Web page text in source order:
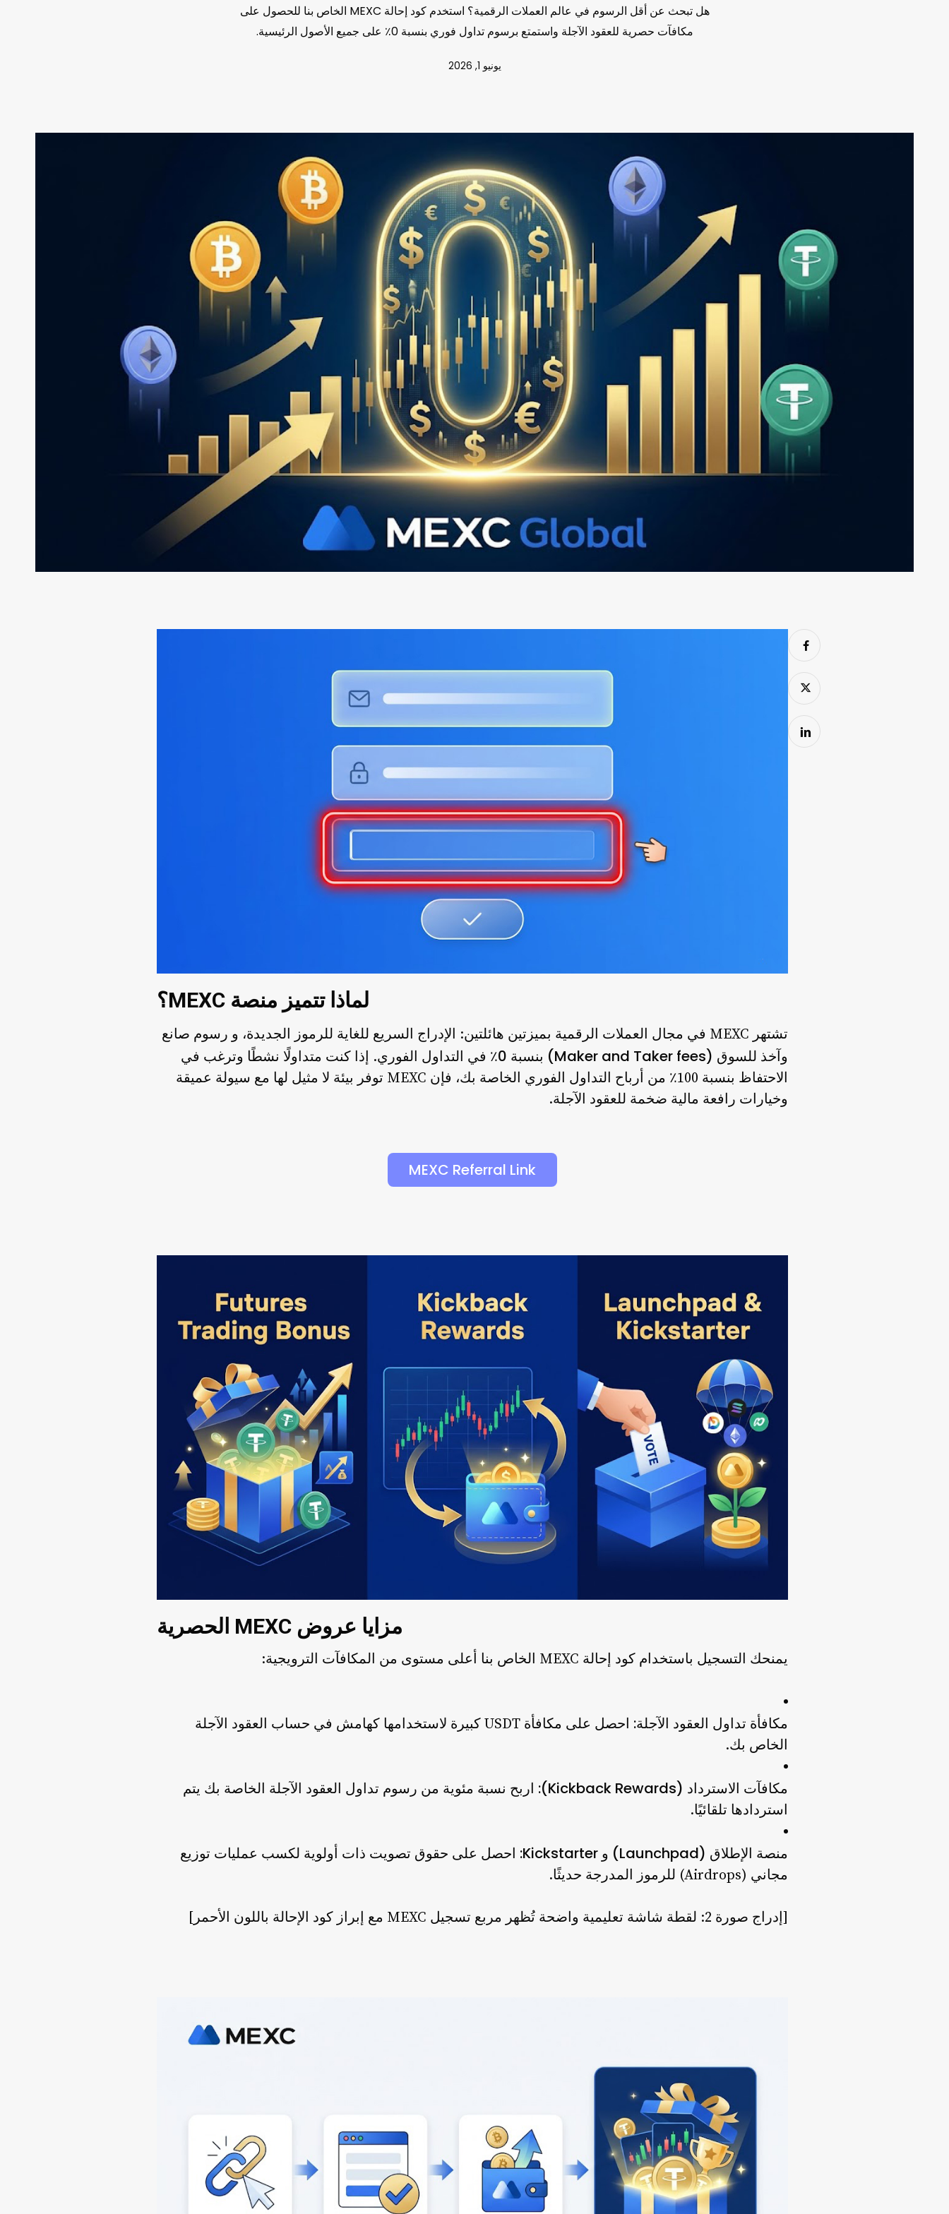
هل تبحث عن أقل الرسوم في عالم العملات الرقمية؟ استخدم كود إحالة MEXC الخاص بنا للحصول على
مكافآت حصرية للعقود الآجلة واستمتع برسوم تداول فوري بنسبة 0٪ على جميع الأصول الرئيسية.
يونيو 1, 2026
لماذا تتميز منصة MEXC؟
تشتهر MEXC في مجال العملات الرقمية بميزتين هائلتين: الإدراج السريع للغاية للرموز الجديدة، و
رسوم صانع
وآخذ للسوق (Maker and Taker fees) بنسبة 0٪ في التداول الفوري
. إذا كنت متداولًا نشطًا وترغب في
الاحتفاظ بنسبة 100٪ من أرباح التداول الفوري الخاصة بك، فإن MEXC توفر بيئة لا مثيل لها مع سيولة عميقة
وخيارات رافعة مالية ضخمة للعقود الآجلة.
MEXC Referral Link
مزايا عروض MEXC الحصرية
يمنحك التسجيل باستخدام كود إحالة MEXC الخاص بنا أعلى مستوى من المكافآت الترويجية:
مكافأة تداول العقود الآجلة:
احصل على مكافأة USDT كبيرة لاستخدامها كهامش في حساب العقود الآجلة
الخاص بك.
مكافآت الاسترداد (Kickback Rewards):
اربح نسبة مئوية من رسوم تداول العقود الآجلة الخاصة بك يتم
استردادها تلقائيًا.
منصة الإطلاق (Launchpad) و Kickstarter:
احصل على حقوق تصويت ذات أولوية لكسب عمليات توزيع
مجاني (Airdrops) للرموز المدرجة حديثًا.
[إدراج صورة 2: لقطة شاشة تعليمية واضحة تُظهر مربع تسجيل MEXC مع إبراز كود الإحالة باللون الأحمر]